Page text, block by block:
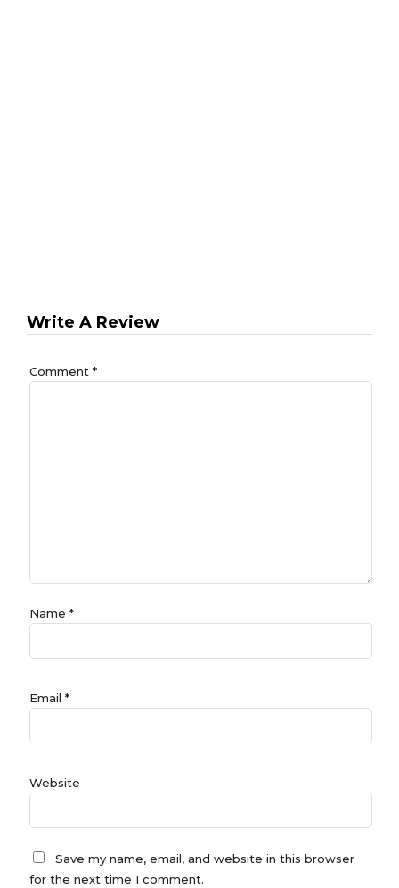
Write A Review
Comment *
Name *
Email *
Website
Save my name, email, and website in this browser
for the next time I comment.